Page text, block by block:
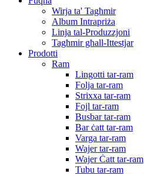
Wirja ta' Tagħmir
Album Intrapriża
Linja tal-Produzzjoni
Tagħmir għall-Ittestjar
Prodotti
Ram
Lingotti tar-ram
Folja tar-ram
Strixxa tar-ram
Fojl tar-ram
Busbar tar-ram
Bar ċatt tar-ram
Varga tar-ram
Wajer tar-ram
Wajer Ċatt tar-ram
Tubu tar-ram